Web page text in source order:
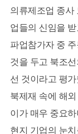
의류제조업 종사
업들의 신임을
파업참가자 중
것을 두고 북조선
선 것이라고 평
북제재 속에 해
이가 매우 중요
현지 기업의 눈